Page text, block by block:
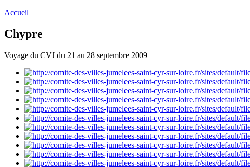
Accueil
Chypre
Voyage du CVJ du 21 au 28 septembre 2009